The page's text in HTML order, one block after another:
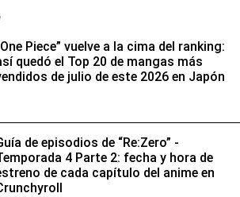
Piece” vuelve a la cima del ranking:
quedó el Top 20 de mangas más
de julio de este 2026 en Japón
de episodios de “Re:Zero” -
4 Parte 2: fecha y hora de
de cada capítulo del anime en